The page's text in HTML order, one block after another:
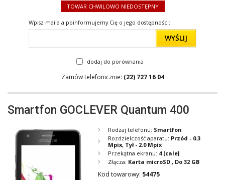
TOWAR CHWILOWO NIEDOSTĘPNY
Wpisz maila a poinformujemy Cię o jego dostępności:
WYŚLIJ
dodaj do porównania
Zamów telefonicznie: (22) 727 16 04
Smartfon GOCLEVER Quantum 400
Rodzaj telefonu: Smartfon
Rozdzielczość aparatu: Przód - 0.3
Mpix, Tył - 2.0 Mpix
Przekątna ekranu: 4 [cale]
Złącza: Karta microSD , Do 32 GB
Kod towarowy: 54475